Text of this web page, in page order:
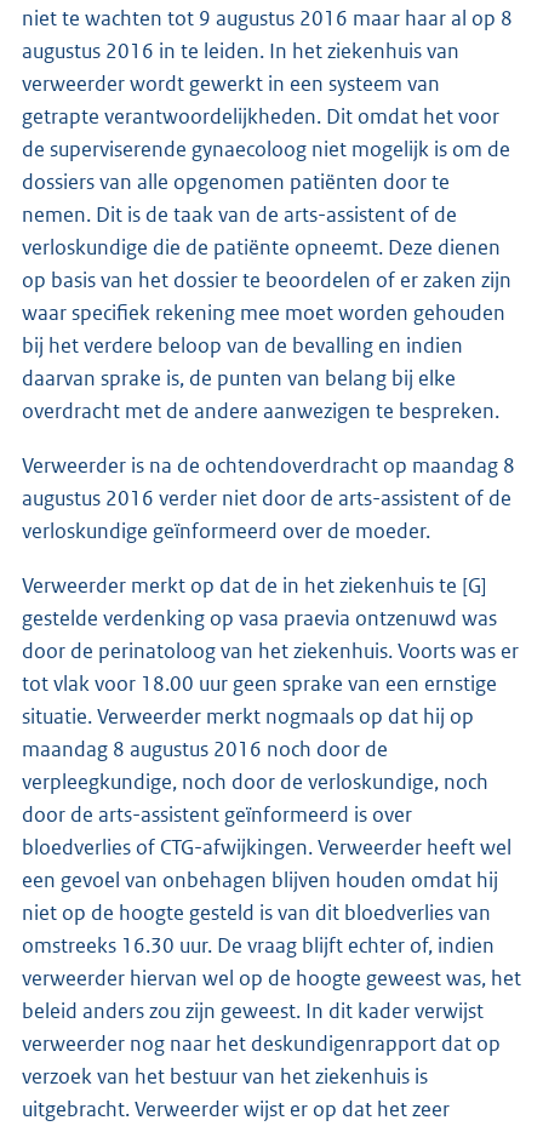
niet te wachten tot 9 augustus 2016 maar haar al op 8
augustus 2016 in te leiden. In het ziekenhuis van
verweerder wordt gewerkt in een systeem van
getrapte verantwoordelijkheden. Dit omdat het voor
de superviserende gynaecoloog niet mogelijk is om de
dossiers van alle opgenomen patiënten door te
nemen. Dit is de taak van de arts-assistent of de
verloskundige die de patiënte opneemt. Deze dienen
op basis van het dossier te beoordelen of er zaken zijn
waar specifiek rekening mee moet worden gehouden
bij het verdere beloop van de bevalling en indien
daarvan sprake is, de punten van belang bij elke
overdracht met de andere aanwezigen te bespreken.
Verweerder is na de ochtendoverdracht op maandag 8
augustus 2016 verder niet door de arts-assistent of de
verloskundige geïnformeerd over de moeder.
Verweerder merkt op dat de in het ziekenhuis te [G]
gestelde verdenking op vasa praevia ontzenuwd was
door de perinatoloog van het ziekenhuis. Voorts was er
tot vlak voor 18.00 uur geen sprake van een ernstige
situatie. Verweerder merkt nogmaals op dat hij op
maandag 8 augustus 2016 noch door de
verpleegkundige, noch door de verloskundige, noch
door de arts-assistent geïnformeerd is over
bloedverlies of CTG-afwijkingen. Verweerder heeft wel
een gevoel van onbehagen blijven houden omdat hij
niet op de hoogte gesteld is van dit bloedverlies van
omstreeks 16.30 uur. De vraag blijft echter of, indien
verweerder hiervan wel op de hoogte geweest was, het
beleid anders zou zijn geweest. In dit kader verwijst
verweerder nog naar het deskundigenrapport dat op
verzoek van het bestuur van het ziekenhuis is
uitgebracht. Verweerder wijst er op dat het zeer